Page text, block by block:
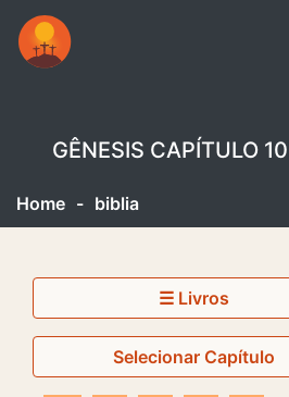
GÊNESIS CAPÍTULO
Home - biblia
☰ Livros
Selecionar Capítulo